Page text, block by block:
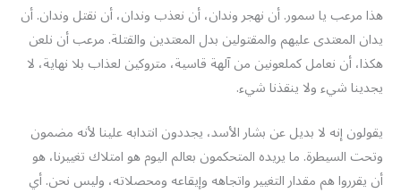
هذا مرعب يا سمور. أن نهجر وندان، أن نعذب وندان، أن نقتل وندان. أن
يدان المعتدى عليهم والمقتولين بدل المعتدين والقتلة. مرعب أن نلعن
هكذا، أن نعامل كملعونين من آلهة قاسية، متروكين لعذاب بلا نهاية، لا
يجدينا شيء ولا ينقذنا شيء.
يقولون إنه لا بديل عن بشار الأسد، يجددون انتدابه علينا لأنه مضمون
وتحت السيطرة. ما يريده المتحكمون بعالم اليوم هو امتلاك تغييرنا، هو
أن يقرروا هم مقدار التغيير واتجاهه وإيقاعه ومحصلاته، وليس نحن. أي